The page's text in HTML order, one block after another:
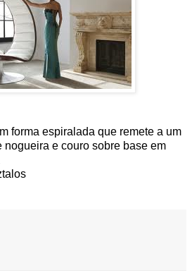
forma espiralada que remete a um
nogueira e couro sobre base em